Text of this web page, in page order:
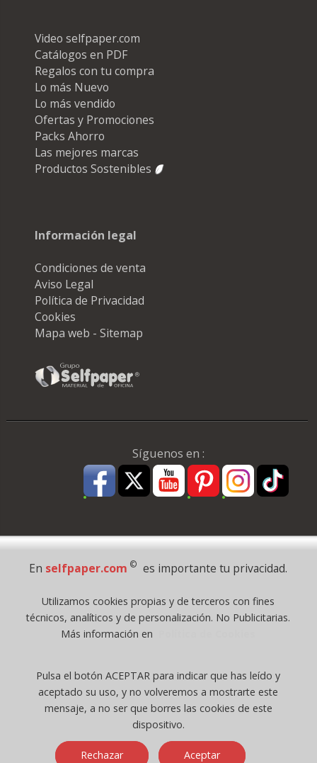
Video selfpaper.com
Catálogos en PDF
Regalos con tu compra
Lo más Nuevo
Lo más vendido
Ofertas y Promociones
Packs Ahorro
Las mejores marcas
Productos Sostenibles
Información legal
Condiciones de venta
Aviso Legal
Política de Privacidad
Cookies
Mapa web - Sitemap
Síguenos en :
Pago Seguro
Todos los derechos reservados
©selfpaper.com, y las webs de ©gruposelfpaper.org están gestionadas, y
Registro Mercantil de Valencia ( España ) CEE:
Tomo 7263, Libro 4565, Folio 1, Sección 8, Hoja V-85203.
Móvil / Tablet - Bot mozilla/5.0 (linux; android 14; pixel 8)
applewebkit/537.36 (khtml, like gecko) chrome/131.0.0.0 mobile
En selfpaper.com © es importante tu privacidad.
Utilizamos cookies propias y de terceros con fines
técnicos, analíticos y de personalización. No Publicitarias.
Más información en
Pulsa el botón ACEPTAR para indicar que has leído y
aceptado su uso, y no volveremos a mostrarte este
mensaje, a no ser que borres las cookies de este
dispositivo.
Rechazar Aceptar